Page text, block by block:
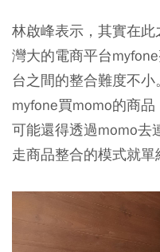
林啟峰表示，其實在
灣大的電商平台
台之間的整合難度不
myfone買momo的商
可能還得透過momo去
走商品整合的模式就單